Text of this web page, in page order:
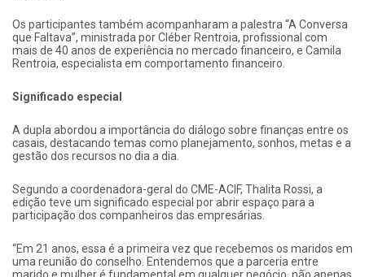
Os participantes também acompanharam a palestra “A Conversa
que Faltava”, ministrada por Cléber Rentroia, profissional com
mais de 40 anos de experiência no mercado financeiro, e Camila
Rentroia, especialista em comportamento financeiro.
Significado especial
A dupla abordou a importância do diálogo sobre finanças entre os
casais, destacando temas como planejamento, sonhos, metas e a
gestão dos recursos no dia a dia.
Segundo a coordenadora-geral do CME-ACIF, Thalita Rossi, a
edição teve um significado especial por abrir espaço para a
participação dos companheiros das empresárias.
“Em 21 anos, essa é a primeira vez que recebemos os maridos em
uma reunião do conselho. Entendemos que a parceria entre